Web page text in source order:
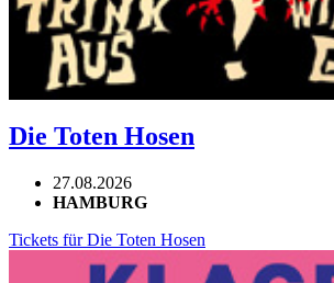
Die Toten Hosen
27.08.2026
HAMBURG
Tickets für Die Toten Hosen